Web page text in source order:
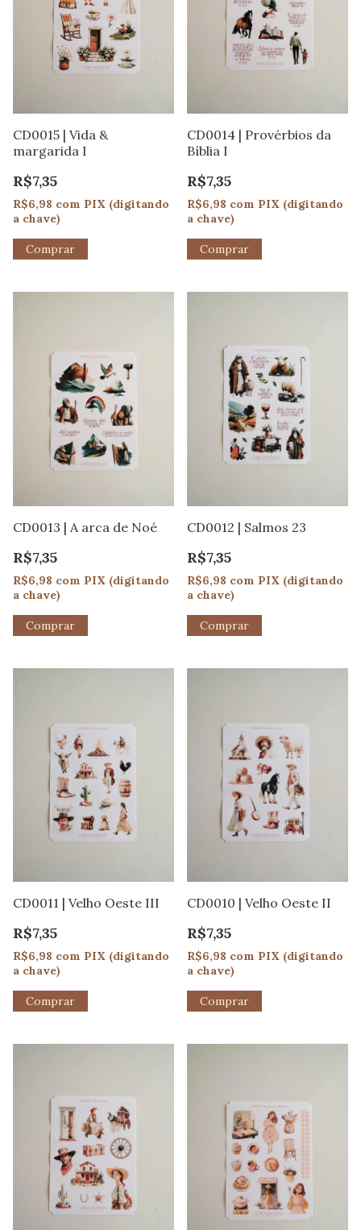
CD0015 | Vida &
margarida I
R$7,35
R$6,98 com PIX (digitando
a chave)
CD0014 | Provérbios da
Bíblia I
R$7,35
R$6,98 com PIX (digitando
a chave)
CD0013 | A arca de Noé
R$7,35
R$6,98 com PIX (digitando
a chave)
CD0012 | Salmos 23
R$7,35
R$6,98 com PIX (digitando
a chave)
CD0011 | Velho Oeste III
R$7,35
R$6,98 com PIX (digitando
a chave)
CD0010 | Velho Oeste II
R$7,35
R$6,98 com PIX (digitando
a chave)